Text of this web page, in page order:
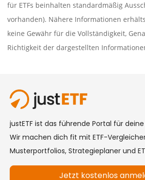
für ETFs beinhalten standardmäßig
vorhanden). Nähere Informationen
keine Gewähr für die Vollständigkeit,
Richtigkeit der dargestellten